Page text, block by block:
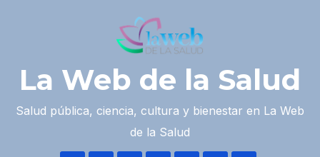
La Web de la Salud
Salud pública, ciencia, cultura y bienestar en La Web
de la Salud